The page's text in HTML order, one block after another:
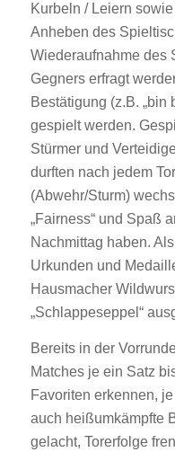
Kurbeln / Leiern
Anheben des
Wiederaufnahme des
Gegners erfragt
Bestätigung (z.B. „bin
gespielt werden.
Stürmer und
durften nach jedem
(Abwehr/Sturm)
„Fairness“ und Spaß
Nachmittag haben.
Urkunden und
Hausmacher
„Schlappeseppel“
Bereits in der
Matches je ein Satz
Favoriten erkennen,
auch heißumkämpfte
gelacht, Torerfolge